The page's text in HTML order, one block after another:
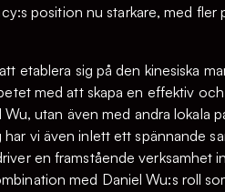
position nu starkare, med
etablera sig på den kinesiska
med att skapa en effektiv
utan även med andra lokala
vi även inlett ett spännande
en framstående
med Daniel Wu:s roll